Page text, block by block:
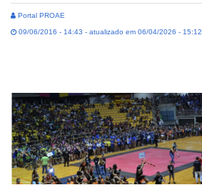
Portal PROAE
09/06/2016 - 14:43 - atualizado em 06/04/2026 - 15:12